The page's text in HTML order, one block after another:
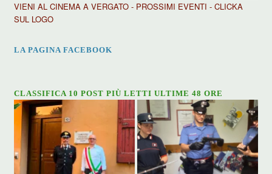
VIENI AL CINEMA A VERGATO - PROSSIMI EVENTI - CLICKA
SUL LOGO
LA PAGINA FACEBOOK
CLASSIFICA 10 POST PIÙ LETTI ULTIME 48 ORE